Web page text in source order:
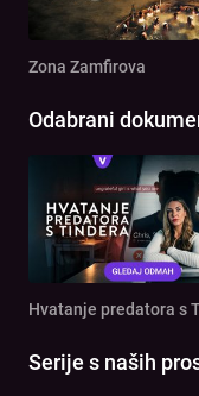
Zona Zamfirova
Odabrani
Hvatanje predatora s
Serije s naših